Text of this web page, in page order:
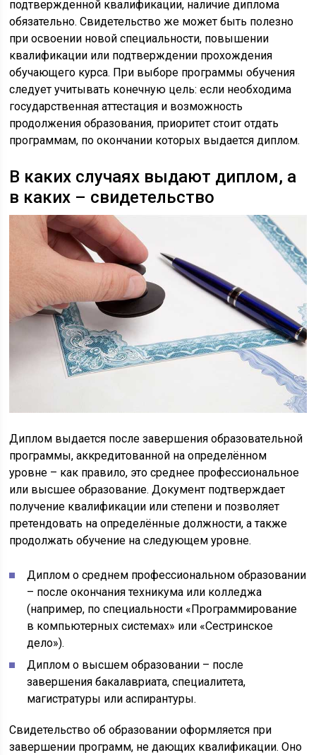
подтвержденной квалификации, наличие диплома
обязательно. Свидетельство же может быть полезно
при освоении новой специальности, повышении
квалификации или подтверждении прохождения
обучающего курса. При выборе программы обучения
следует учитывать конечную цель: если необходима
государственная аттестация и возможность
продолжения образования, приоритет стоит отдать
программам, по окончании которых выдается диплом.
В каких случаях выдают диплом, а
в каких – свидетельство
Диплом выдается после завершения образовательной
программы, аккредитованной на определённом
уровне – как правило, это среднее профессиональное
или высшее образование. Документ подтверждает
получение квалификации или степени и позволяет
претендовать на определённые должности, а также
продолжать обучение на следующем уровне.
Диплом о среднем профессиональном образовании
– после окончания техникума или колледжа
(например, по специальности «Программирование
в компьютерных системах» или «Сестринское
дело»).
Диплом о высшем образовании – после
завершения бакалавриата, специалитета,
магистратуры или аспирантуры.
Свидетельство об образовании оформляется при
завершении программ, не дающих квалификации. Оно